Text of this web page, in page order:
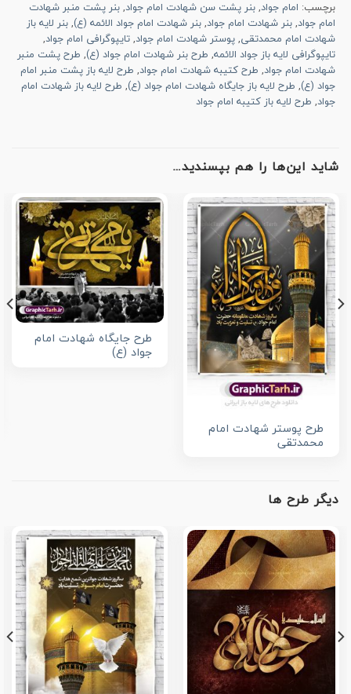
برچسب: امام جواد, بنر پشت سن شهادت امام جواد, بنر پشت منبر شهادت
امام جواد, بنر شهادت امام جواد, بنر شهادت امام جواد الائمه (ع), بنر لایه باز
شهادت امام محمدتقی, پوستر شهادت امام جواد, تایپوگرافی امام جواد,
تایپوگرافی لایه باز جواد الائمه, طرح بنر شهادت امام جواد (ع), طرح پشت منبر
شهادت امام جواد, طرح کتیبه شهادت امام جواد, طرح لایه باز پشت منبر امام
جواد (ع), طرح لایه باز جایگاه شهادت امام جواد (ع), طرح لایه باز شهادت امام
جواد, طرح لایه باز کتیبه امام جواد
شاید این‌ها را هم بپسندید…
طرح پوستر شهادت امام
محمدتقی
طرح جایگاه شهادت امام
جواد (ع)
دیگر طرح ها